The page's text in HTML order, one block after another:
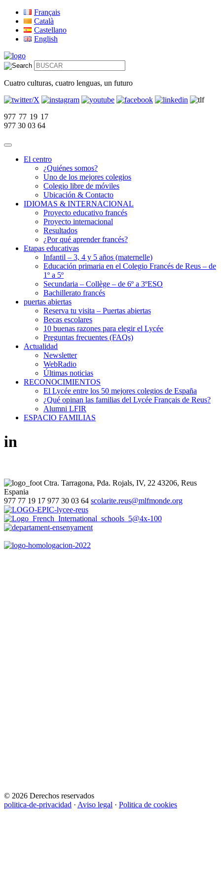
Français
Català
Castellano
English
Cuatro culturas, cuatro lenguas, un futuro
977 77 19 17
977 30 03 64
El centro
¿Quiénes somos?
Uno de los mejores colegios
Colegio libre de móviles
Ubicación & Contacto
IDIOMAS & INTERNACIONAL
Proyecto educativo francés
Proyecto internacional
Resultados
¿Por qué aprender francés?
Etapas educativas
Infantil – 3, 4 y 5 años (maternelle)
Educación primaria en el Colegio Francés de Reus – de
1º a 5º
Secundaria – Collège – de 6º a 3ºESO
Bachillerato francés
puertas abiertas
Reserva tu visita – Puertas abiertas
Becas escolares
10 buenas razones para elegir el Lycée
Preguntas frecuentes (FAQs)
Actualidad
Newsletter
WebRadio
Últimas noticias
RECONOCIMIENTOS
El Lycée entre los 50 mejores colegios de España
¿Qué opinan las familias del Lycée Français de Reus?
Alumni LFIR
ESPACIO FAMILIAS
in
Ctra. Tarragona, Pda. Rojals, IV, 22 43206, Reus
Espania
977 77 19 17 977 30 03 64 scolarite.reus@mlfmonde.org
© 2026 Derechos reservados
politica-de-privacidad · Aviso legal · Politica de cookies